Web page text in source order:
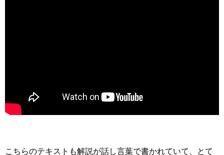
こちらのテキストも解説が話し言葉で書かれていて、とて